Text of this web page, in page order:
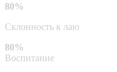
80%
Склонность к лаю
80%
Воспитание